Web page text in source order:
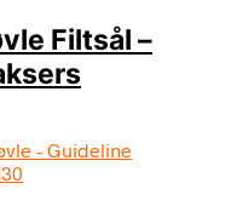
Filtsål –